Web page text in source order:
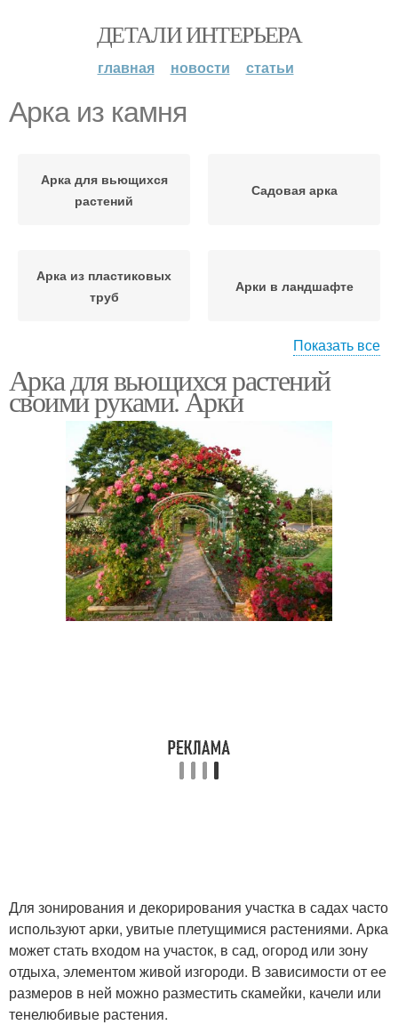
ДЕТАЛИ ИНТЕРЬЕРА
главная новости статьи
Арка из камня
Арка для вьющихся
растений
Садовая арка
Арка из пластиковых
труб
Арки в ландшафте
Арки в саду Арка из металла
Арка из дерева Садовые арки
Арки из металла
Арки в ландшафтном
дизайне
Показать все
Арка для вьющихся растений
своими руками. Арки
Для зонирования и декорирования участка в садах часто
используют арки, увитые плетущимися растениями. Арка
может стать входом на участок, в сад, огород или зону
отдыха, элементом живой изгороди. В зависимости от ее
размеров в ней можно разместить скамейки, качели или
тенелюбивые растения.